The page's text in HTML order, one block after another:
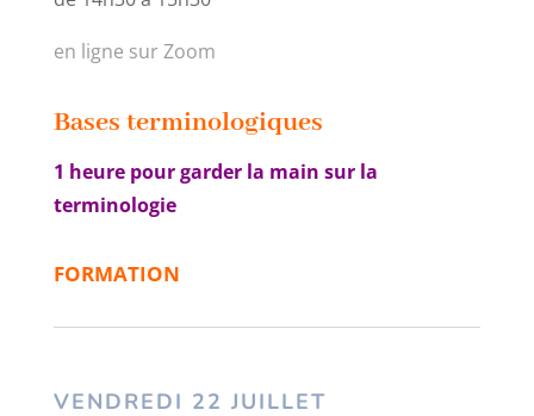
en ligne sur Zoom
Bases terminologiques
1 heure pour garder la main sur la
terminologie
FORMATION
VENDREDI 22 JUILLET